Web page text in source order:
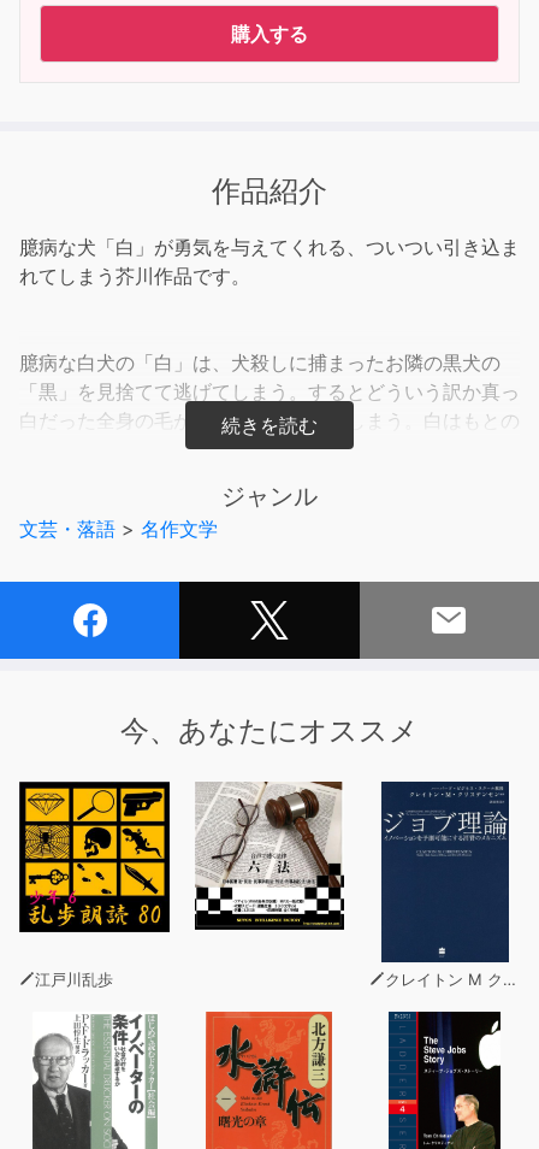
購入する
作品紹介
臆病な犬「白」が勇気を与えてくれる、ついつい引き込ま
れてしまう芥川作品です。
臆病な白犬の「白」は、犬殺しに捕まったお隣の黒犬の
「黒」を見捨てて逃げてしまう。するとどういう訳か真っ
白だった全身の毛が全て黒に変わってしまう。白はもとの
姿に戻って、ご主人のところへ再び帰ることができるの
えてくれます! ついつい引き込まれて聴いてしまう芥川龍
之介の魅力あふれる作品です。(C)青空文庫
ジャンル
文芸・落語 > 名作文学
今、あなたにオススメ
江戸川乱歩 クレイトン M クリステンセン